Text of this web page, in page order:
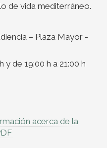
de vida mediterráneo.
– Plaza Mayor -
y de 19:00 h a 21:00 h
acerca de la